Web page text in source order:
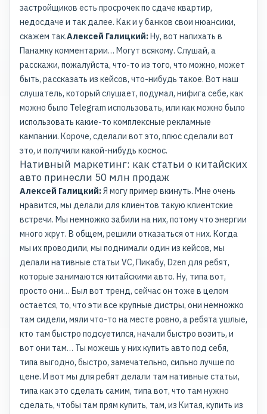
застройщиков есть просрочек по сдаче квартир,
недосдаче и так далее. Как и у банков свои нюансики,
скажем так.Алексей Галицкий:Ну, вот напихать в
Панамку комментарии… Могут всякому. Слушай, а
расскажи, пожалуйста, что-то из того, что можно, может
быть, рассказать из кейсов, что-нибудь такое. Вот наш
слушатель, который слушает, подумал, нифига себе, как
можно было Telegram использовать, или как можно было
использовать какие-то комплексные рекламные
кампании. Короче, сделали вот это, плюс сделали вот
это, и получили какой-нибудь космос.
Нативный маркетинг: как статьи о китайских
авто принесли 50 млн продаж
Алексей Галицкий:Я могу пример вкинуть. Мне очень
нравится, мы делали для клиентов такую клиентские
встречи. Мы немножко забили на них, потому что энергии
много жрут. В общем, решили отказаться от них. Когда
мы их проводили, мы поднимали один из кейсов, мы
делали нативные статьи VC, Пикабу, Dzen для ребят,
которые занимаются китайскими авто. Ну, типа вот,
просто они… Был вот тренд, сейчас он тоже в целом
остается, то, что эти все крупные дистры, они немножко
там сидели, мяли что-то на месте ровно, а ребята ушлые,
кто там быстро подсуетился, начали быстро возить, и
вот они там… Ты можешь у них купить авто под себя,
типа выгодно, быстро, замечательно, сильно лучше по
цене. И вот мы для ребят делали там нативные статьи,
типа как это сделать самим, типа вот, что там нужно
сделать, чтобы там прям купить, там, из Китая, купить из